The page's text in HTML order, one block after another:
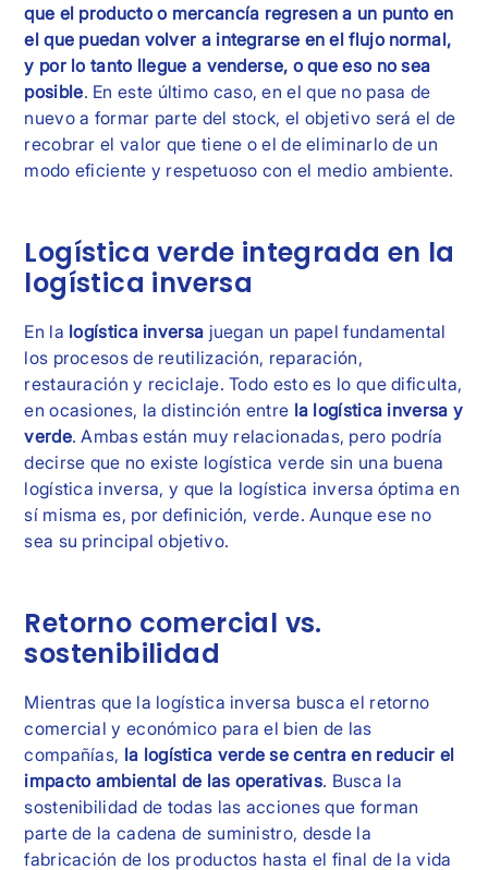
que el producto o mercancía regresen a un punto en
el que puedan volver a integrarse en el flujo normal,
y por lo tanto llegue a venderse, o que eso no sea
posible. En este último caso, en el que no pasa de
nuevo a formar parte del stock, el objetivo será el de
recobrar el valor que tiene o el de eliminarlo de un
modo eficiente y respetuoso con el medio ambiente.
Logística verde integrada en la
logística inversa
En la logística inversa juegan un papel fundamental
los procesos de reutilización, reparación,
restauración y reciclaje. Todo esto es lo que dificulta,
en ocasiones, la distinción entre la logística inversa y
verde. Ambas están muy relacionadas, pero podría
decirse que no existe logística verde sin una buena
logística inversa, y que la logística inversa óptima en
sí misma es, por definición, verde. Aunque ese no
sea su principal objetivo.
Retorno comercial vs.
sostenibilidad
Mientras que la logística inversa busca el retorno
comercial y económico para el bien de las
compañías, la logística verde se centra en reducir el
impacto ambiental de las operativas. Busca la
sostenibilidad de todas las acciones que forman
parte de la cadena de suministro, desde la
fabricación de los productos hasta el final de la vida